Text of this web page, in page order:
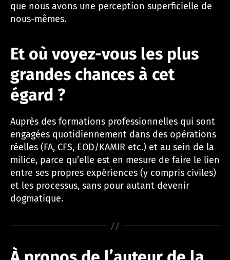
que nous avons une perception superficielle de
nous-mêmes.
Et où voyez-vous les plus
grandes chances à cet
égard ?
Auprès des formations professionnelles qui sont
engagées quotidiennement dans des opérations
réelles (FA, CFS, EOD/KAMIR etc.) et au sein de la
milice, parce qu’elle est en mesure de faire le lien
entre ses propres expériences (y compris civiles)
et les processus, sans pour autant devenir
dogmatique.